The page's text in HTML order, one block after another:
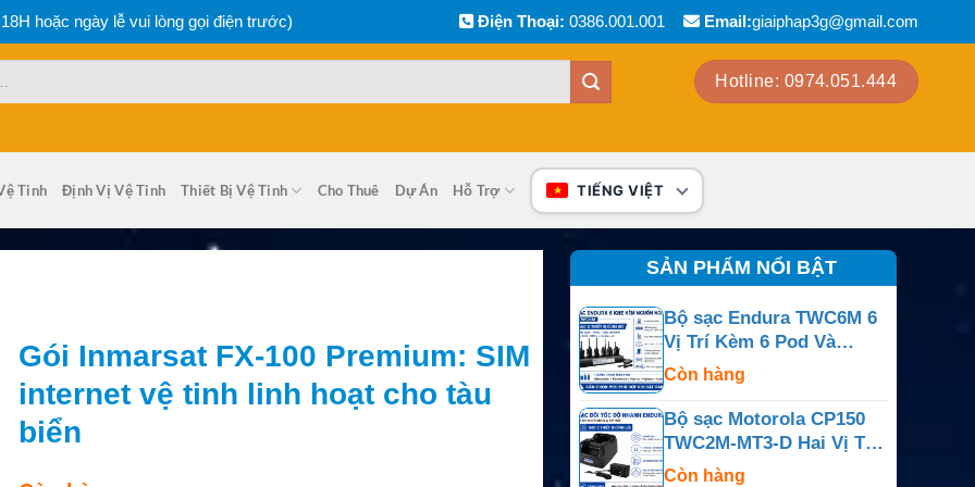
hoặc ngày lễ vui lòng gọi điện trước) Điện Thoại: 0386.001.001 Email:giaiphap3g@gmail.com
Hotline: 0974.051.444
Tinh Định Vị Vệ Tinh Thiết Bị Vệ Tinh Cho Thuê Dự Án Hỗ Trợ TIẾNG VIỆT
Gói Inmarsat FX-100 Premium: SIM
internet vệ tinh linh hoạt cho tàu
biển
SẢN PHẨM NỔI BẬT
Bộ sạc Endura TWC6M 6
Vị Trí Kèm 6 Pod Và
Nguồn Ngoài
Còn hàng
Bộ sạc Motorola CP150
TWC2M-MT3-D Hai Vị Trí
Cho CP150, CP200,
Còn hàng